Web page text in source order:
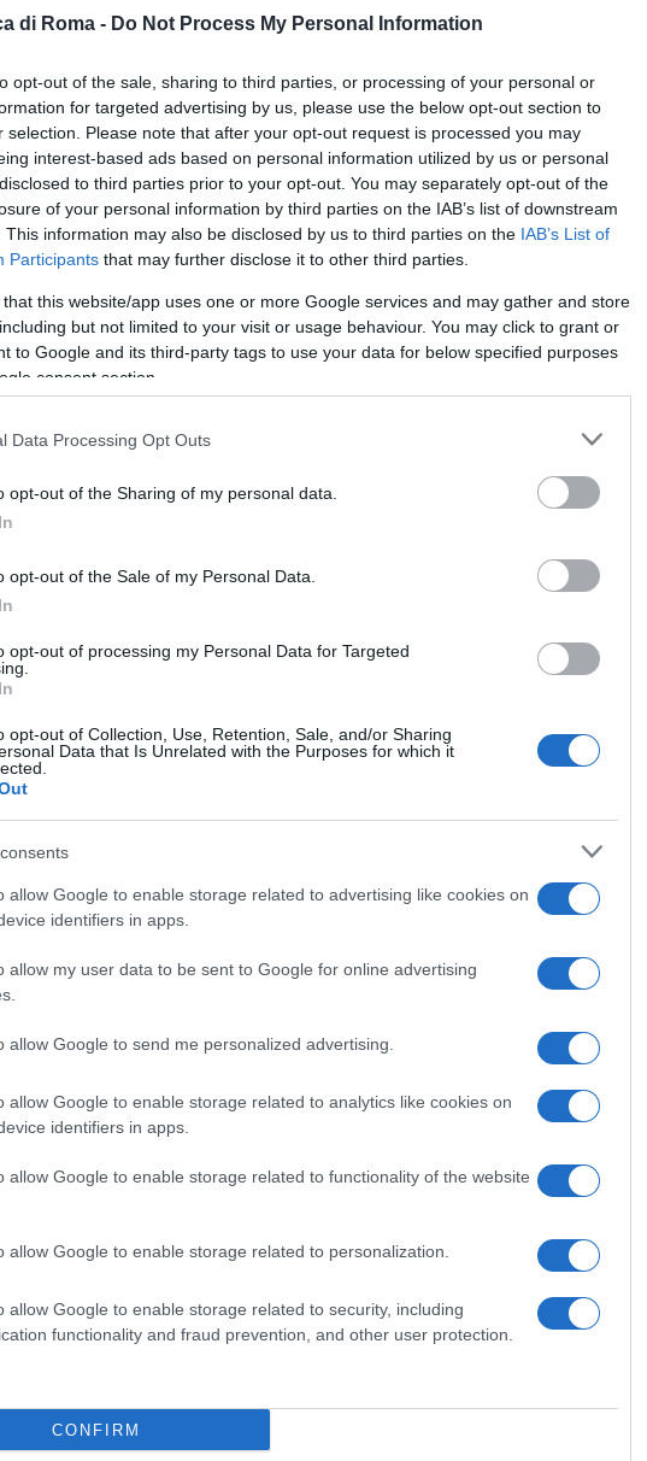
di Roma - Do Not Process My Personal Information
opt-out of the sale, sharing to third parties, or processing of your personal or
for targeted advertising by us, please use the below opt-out section to
selection. Please note that after your opt-out request is processed you may
interest-based ads based on personal information utilized by us or personal
to third parties prior to your opt-out. You may separately opt-out of the
of your personal information by third parties on the IAB’s list of downstream
This information may also be disclosed by us to third parties on the IAB’s List of
Participants that may further disclose it to other third parties.
that this website/app uses one or more Google services and may gather and store
but not limited to your visit or usage behaviour. You may click to grant or
to Google and its third-party tags to use your data for below specified purposes
consent section.
Data Processing Opt Outs
opt-out of the Sharing of my personal data.
opt-out of the Sale of my Personal Data.
opt-out of processing my Personal Data for Targeted
opt-out of Collection, Use, Retention, Sale, and/or Sharing
Data that Is Unrelated with the Purposes for which it
allow Google to enable storage related to advertising like cookies on
identifiers in apps.
allow my user data to be sent to Google for online advertising
allow Google to send me personalized advertising.
allow Google to enable storage related to analytics like cookies on
identifiers in apps.
allow Google to enable storage related to functionality of the website
allow Google to enable storage related to personalization.
allow Google to enable storage related to security, including
functionality and fraud prevention, and other user protection.
CONFIRM
e rimosso per aver
e servizi gratuiti
di aver usufruito indebitamente di bevute
capitano dei Nas. Questo comportamento ingannevole
in seguito a un procedimento disciplinare.
a diversi anni fa, durante le quali si sarebbe presentato in
capitano dei Nas o maresciallo dello stesso
ottenuto favori ingiusti, indice di un
prestato.
avviato un procedimento penale che lo ha condannato
nel 2019, la commissione disciplinare
giudicando le sue azioni come deplorevoli. Nonostante
la sua richiesta è stata respinta e la pena
per le spese di giudizio.
TOR BELLA MONACA – Lo
spaccio continua anche col
6 anni fa
dell’Arma dei Carabinieri dimostra l’importanza di agire
di comando. La condotta scorretta di questo militare
carriera e reputazione, offuscando il ruolo delle forze
rappresentare. La conferma della pena da
l’ineludibile responsabilità individuale e la
dell’ingresso nelle forze armate.